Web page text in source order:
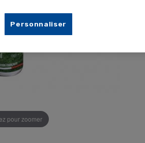
pour zoomer
Personnaliser